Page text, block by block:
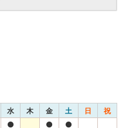
水 木 金 土 日 祝